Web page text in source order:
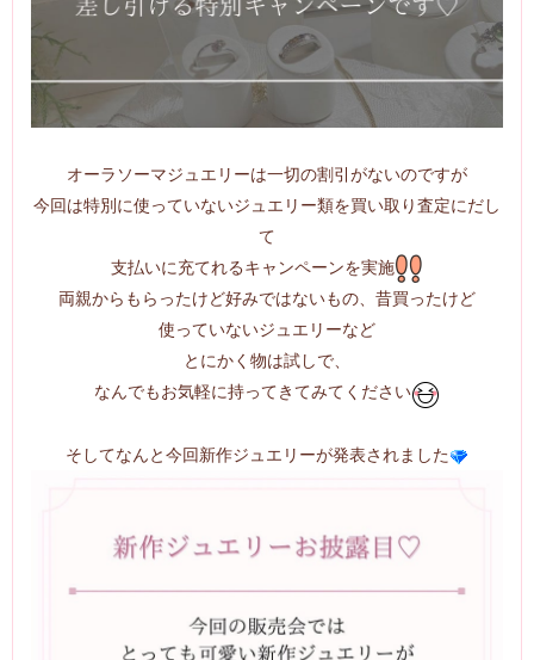
オーラソーマジュエリーは一切の割引がないのですが
今回は特別に使っていないジュエリー類を買い取り査定にだし
て
支払いに充てれるキャンペーンを実施
両親からもらったけど好みではないもの、昔買ったけど
使っていないジュエリーなど
とにかく物は試しで、
なんでもお気軽に持ってきてみてください
そしてなんと今回新作ジュエリーが発表されました